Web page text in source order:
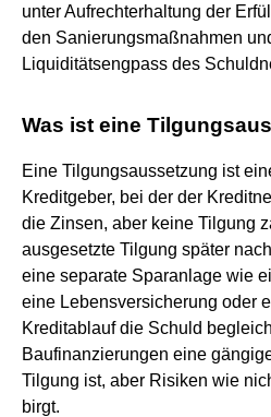
unter Aufrechterhaltung der
den Sanierungsmaßnahmen
Liquiditätsengpass des
Was ist eine
Eine Tilgungsaussetzung ist
Kreditgeber, bei der der
die Zinsen, aber keine Tilgung
ausgesetzte Tilgung später
eine separate Sparanlage wie
eine Lebensversicherung oder
Kreditablauf die Schuld
Baufinanzierungen eine
Tilgung ist, aber Risiken wie
birgt.